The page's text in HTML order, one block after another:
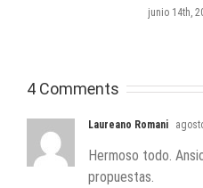
junio 14th,
4 Comments
Laureano Romani
Hermoso todo.
propuestas.